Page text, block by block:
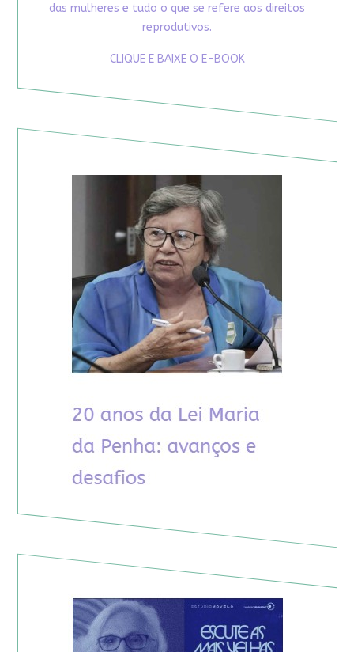
das mulheres e tudo o que se refere aos direitos
reprodutivos.
CLIQUE E BAIXE O E-BOOK